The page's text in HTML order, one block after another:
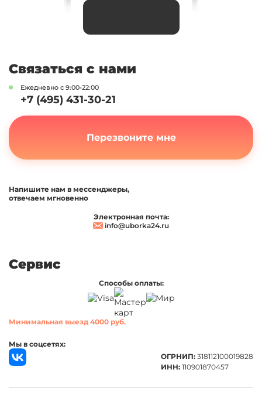
Связаться с нами
Ежедневно с 9:00-22:00
+7 (495) 431-30-21
Перезвоните мне
Напишите нам в мессенджеры,
отвечаем мгновенно
Электронная почта:
info@uborka24.ru
Сервис
Способы оплаты:
Минимальная выезд 4000 руб.
Мы в соцсетях:
ОГРНИП: 318112100019828
ИНН: 110901870457